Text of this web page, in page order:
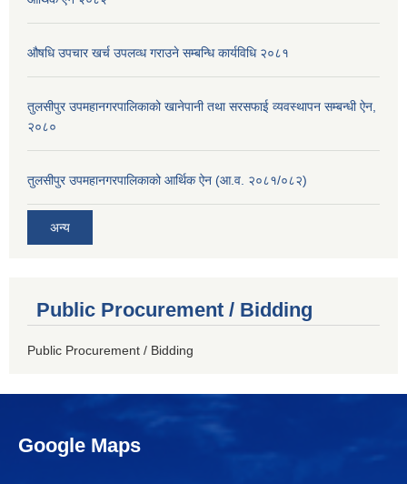
औषधि उपचार खर्च उपलव्ध गराउने सम्बन्धि कार्यविधि २०८१
तुलसीपुर उपमहानगरपालिकाको खानेपानी तथा सरसफाई व्यवस्थापन सम्बन्धी ऐन,
२०८०
तुलसीपुर उपमहानगरपालिकाको आर्थिक ऐन (आ.व. २०८१/०८२)
अन्य
Public Procurement / Bidding
Public Procurement / Bidding
Google Maps